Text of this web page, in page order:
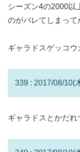
シーズン4の2000以
のがバレてしまっ
ギャラドスゲッコ
339 : 2017/08/10(
ギャラドスとかだれ